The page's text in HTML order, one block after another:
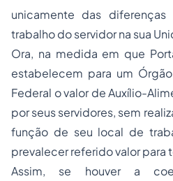
unicamente das
trabalho do servidor na sua
Ora, na medida em que
estabelecem para um
Federal o valor de Auxílio-
por seus servidores, sem
função de seu local de
prevalecer referido valor para
Assim, se houver a